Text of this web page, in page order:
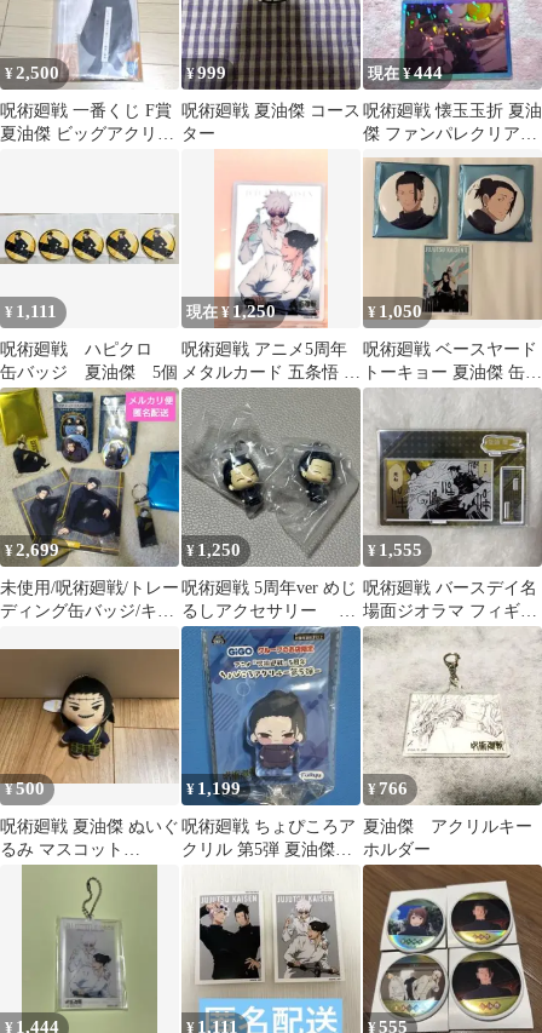
¥2,500
呪術廻戦 一番くじ F賞
夏油傑 ビッグアクリル
¥999
呪術廻戦 夏油傑 コース
ター
現在 ¥444
呪術廻戦 懐玉玉折 夏油
傑 ファンパレクリアカ
ード2枚セット
¥ 1,111
呪術廻戦 ハピクロ
缶バッジ 夏油傑 5個
現在 ¥ 1,250
呪術廻戦 アニメ5周年
メタルカード 五条悟 夏
油傑
¥ 1,050
呪術廻戦 ベースヤード
トーキョー 夏油傑 缶バ
ッジ 特典 ステッカー
¥2,699
未使用/呪術廻戦/トレー
ディング缶バッジ/キー
¥1,250
呪術廻戦 5周年ver めじ
るしアクセサリー 夏
油傑 2個
¥ 1,555
呪術廻戦 バースデイ名
場面ジオラマ フィギュ
ア 2023 夏油 傑
¥500
呪術廻戦 夏油傑 ぬいぐ
るみ マスコット
¥ 1,199
呪術廻戦 ちょぴころア
クリル 第5弾 夏油傑
¥766
夏油傑 アクリルキー
ホルダー
¥ 1,444 ¥ 1,111 ¥555